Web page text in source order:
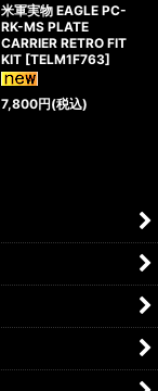
米軍実物 EAGLE PC-
RK-MS PLATE
CARRIER RETRO FIT
KIT [TELM1F763]
7,800円(税込)